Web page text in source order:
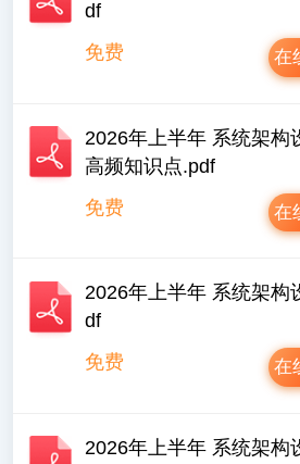
df
免费
在
2026年上半年 系统架构
高频知识点.pdf
免费
在
2026年上半年 系统架构
df
免费
在
2026年上半年 系统架构